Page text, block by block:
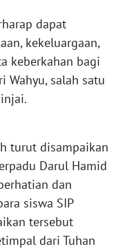
dapat
kekeluargaan,
keberkahan bagi
Wahyu, salah satu
turut disampaikan
Darul Hamid
dan
siswa SIP
tersebut
dari Tuhan